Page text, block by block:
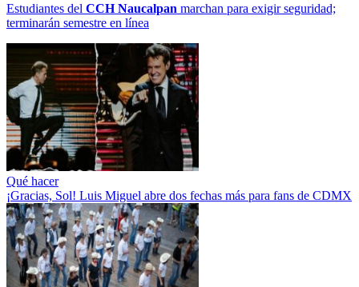
Estudiantes del CCH Naucalpan marchan para exigir seguridad;
terminarán semestre en línea
Qué hacer
¡Gracias, Sol! Luis Miguel abre dos fechas más para fans de CDMX